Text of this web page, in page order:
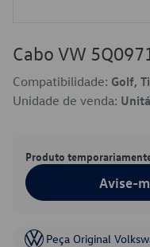
Cabo VW
Compatibilidade: Golf,
Unidade de venda:
Produto
Avise-
Peça Original